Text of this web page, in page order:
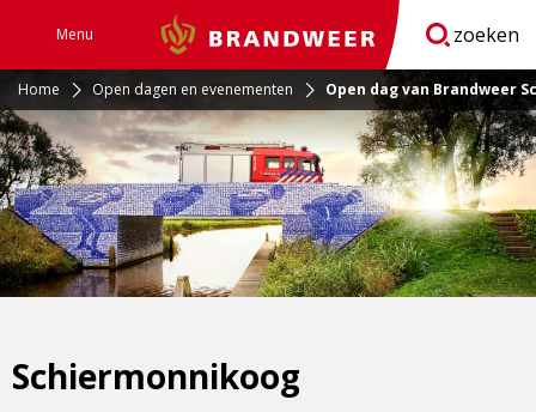
Menu Brandweer zoeken
Home Open dagen en evenementen Open dag van Brandweer
Schiermonnikoog